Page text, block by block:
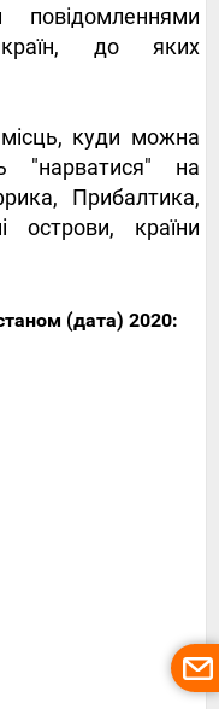
повідомленнями
країн, до яких
місць, куди можна
"нарватися" на
Прибалтика,
острови, країни
(дата) 2020: